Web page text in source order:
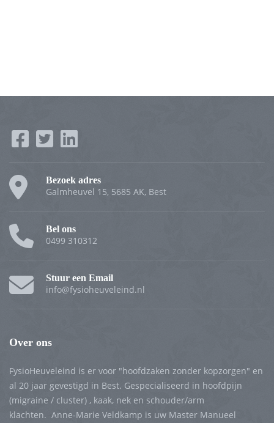
Bezoek adres
Galmheuvel 15, 5685 AK, Best
Bel ons
0499 310312
Stuur een Email
info@fysioheuveleind.nl
Over ons
FysioHeuveleind is er voor "hoofdzaken zonder kopzorgen" en
al 20 jaar gevestigd in Best. Gespecialiseerd in hoofdpijn
(migraine / cluster) , kaak, nek en schouder/arm
klachten. Anne-Marie Veldkamp is uw Master Manueel